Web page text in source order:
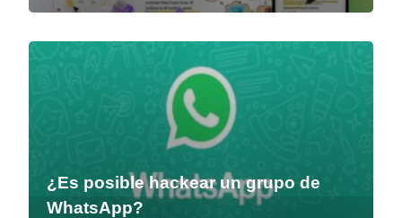
¿Es posible hackear un grupo de
WhatsApp?